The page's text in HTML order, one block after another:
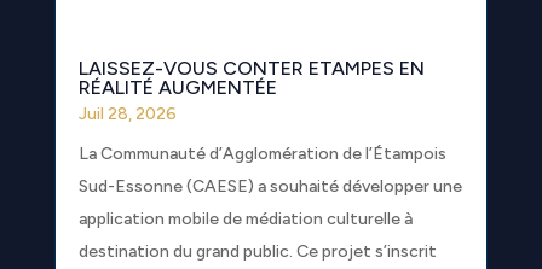
LAISSEZ-VOUS CONTER ETAMPES EN
RÉALITÉ AUGMENTÉE
Juil 28, 2026
La Communauté d’Agglomération de l’Étampois
Sud-Essonne (CAESE) a souhaité développer une
application mobile de médiation culturelle à
destination du grand public. Ce projet s’inscrit